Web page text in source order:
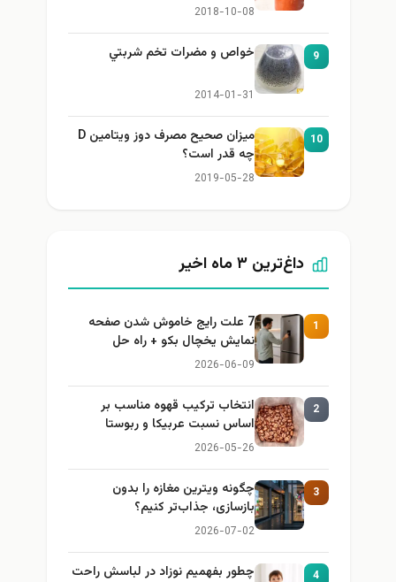
2018-10-08
9 خواص و مضرات تخم شربتي
2014-01-31
10
میزان صحیح مصرف دوز ویتامین D
چه قدر است؟
2019-05-28
داغ‌ترین ۳ ماه اخیر
1
7 علت رایج خاموش شدن صفحه
نمایش یخچال بکو + راه حل
2026-06-09
2
انتخاب ترکیب قهوه مناسب بر
اساس نسبت عربیکا و ربوستا
2026-05-26
3
چگونه ویترین مغازه را بدون
بازسازی، جذاب‌تر کنیم؟
2026-07-02
4
چطور بفهمیم نوزاد در لباسش راحت